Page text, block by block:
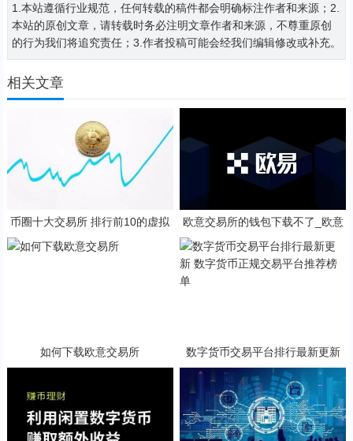
1.本站遵循行业规范，任何转载的稿件都会明确标注作者和来源；2.
本站的原创文章，请转载时务必注明文章作者和来源，不尊重原创
的行为我们将追究责任；3.作者投稿可能会经我们编辑修改或补充。
相关文章
币圈十大交易所 排行前10的虚拟
欧意交易所的钱包下载不了_欧意
如何下载欧意交易所
数字货币交易平台排行最新更新
数字货币正规交易平台推荐榜单